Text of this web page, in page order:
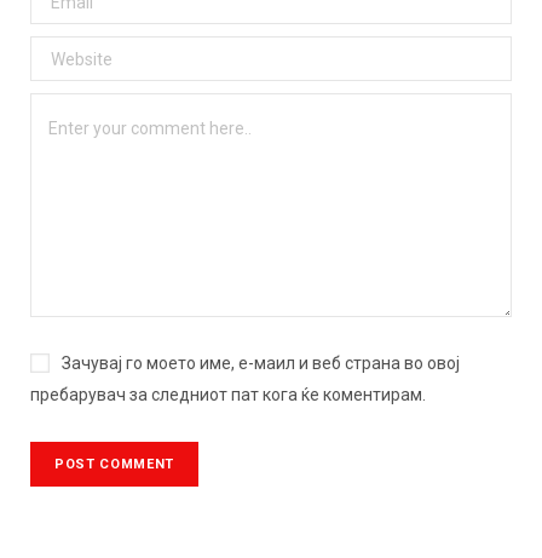
Зачувај го моето име, е-маил и веб страна во овој
пребарувач за следниот пат кога ќе коментирам.